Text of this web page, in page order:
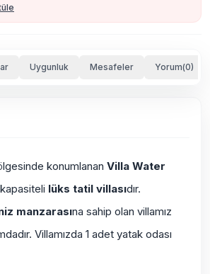
Uygunluk Mesafeler Yorum(0)
konumlanan Villa Water
kapasiteli lüks tatil villasıdır.
manzarasına sahip olan villamız
Villamızda 1 adet yatak odası